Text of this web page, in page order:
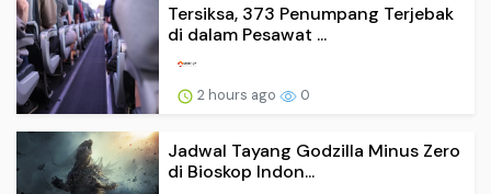
Tersiksa, 373 Penumpang Terjebak
di dalam Pesawat ...
2 hours ago 0
Jadwal Tayang Godzilla Minus Zero
di Bioskop Indon...